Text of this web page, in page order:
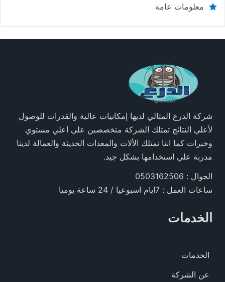
معلومات عامة
شركة الدرع المثالي لديها إمكانيات عالية والقدرات للوصول
لأعلي النتائج تمتلك الشركة متخصصين علي اعلي مستوي
وخبرات كما اننا نمتلك الألات والمعدات الحديثة والعمالة لدينا
مدربة علي استخدامها بشكل جيد.
الجوال : 0503162506
ساعات العمل : 7ايام اسبوعيا / 24 ساعة يوميا
الخدمات
الخدمات
عن الشركة